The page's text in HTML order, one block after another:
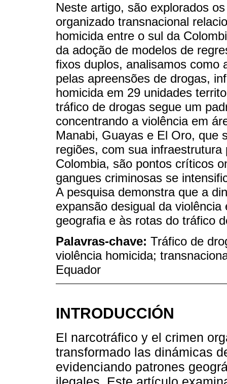
Neste artigo, são explorados
organizado transnacional
homicida entre o sul da
da adoção de modelos de
fixos duplos, analisamos como
pelas apreensões de drogas,
homicida em 29 unidades
tráfico de drogas segue um
concentrando a violência em
Manabi, Guayas e El Oro, que
regiões, com sua
Colombia, são pontos críticos
gangues criminosas se
A pesquisa demonstra que a
expansão desigual da
geografia e às rotas do tráfico
Palavras-chave: Tráfico de
violência homicida;
Equador
INTRODUCCIÓN
El narcotráfico y el crimen
transformado las dinámicas
evidenciando patrones